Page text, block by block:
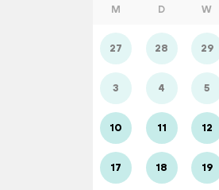
M D W
27 28 29
3 4 5
10 11 12
17 18 19